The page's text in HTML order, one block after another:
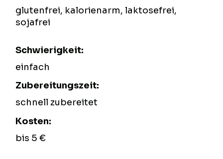
glutenfrei, kalorienarm, laktosefrei,
sojafrei
Schwierigkeit:
einfach
Zubereitungszeit:
schnell zubereitet
Kosten:
bis 5 €